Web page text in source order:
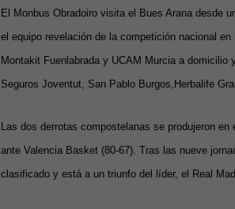
El Monbus Obradoiro visita el Bues Arana desde
el equipo revelación de la competición nacional
Montakit Fuenlabrada y UCAM Murcia a
Seguros Joventut, San Pablo Burgos,Herbalife
Las dos derrotas compostelanas se produjeron
ante Valencia Basket (80-67). Tras las nueve
clasificado y está a un triunfo del líder, el Real